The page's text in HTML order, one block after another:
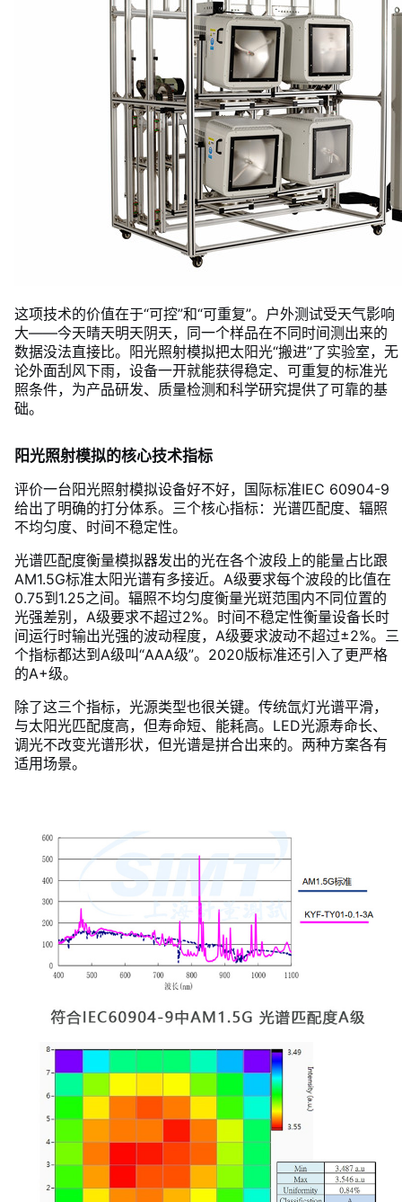
这项技术的价值在于“可控”和“可重复”。户外测试受天气影响
大——今天晴天明天阴天，同一个样品在不同时间测出来的
数据没法直接比。阳光照射模拟把太阳光“搬进”了实验室，无
论外面刮风下雨，设备一开就能获得稳定、可重复的标准光
照条件，为产品研发、质量检测和科学研究提供了可靠的基
础。
阳光照射模拟的核心技术指标
评价一台阳光照射模拟设备好不好，国际标准IEC 60904-9
给出了明确的打分体系。三个核心指标：光谱匹配度、辐照
不均匀度、时间不稳定性。
光谱匹配度衡量模拟器发出的光在各个波段上的能量占比跟
AM1.5G标准太阳光谱有多接近。A级要求每个波段的比值在
0.75到1.25之间。辐照不均匀度衡量光斑范围内不同位置的
光强差别，A级要求不超过2%。时间不稳定性衡量设备长时
间运行时输出光强的波动程度，A级要求波动不超过±2%。三
个指标都达到A级叫“AAA级”。2020版标准还引入了更严格
的A+级。
除了这三个指标，光源类型也很关键。传统氙灯光谱平滑，
与太阳光匹配度高，但寿命短、能耗高。LED光源寿命长、
调光不改变光谱形状，但光谱是拼合出来的。两种方案各有
适用场景。